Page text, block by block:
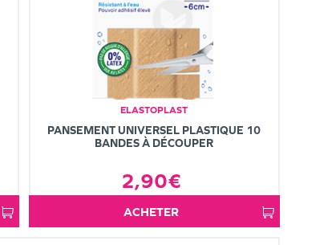
ELASTOPLAST
PANSEMENT UNIVERSEL PLASTIQUE 10
BANDES À DÉCOUPER
2,90€
ACHETER